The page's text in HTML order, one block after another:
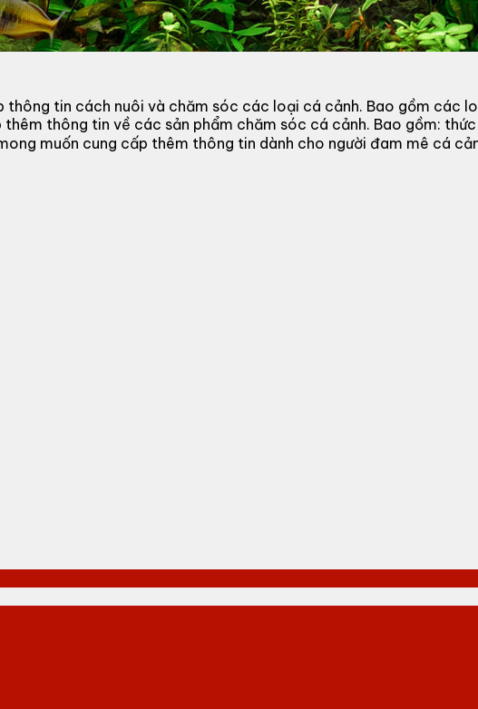
thông tin cách nuôi và chăm sóc các loại cá cảnh. Bao gồm các
thông tin về các sản phẩm chăm sóc cá cảnh. Bao gồm:
muốn cung cấp thêm thông tin dành cho người đam mê cá